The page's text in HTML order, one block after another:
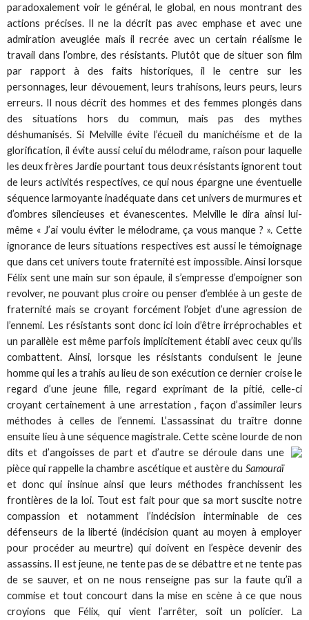
paradoxalement voir le général, le global, en nous montrant des
actions précises. Il ne la décrit pas avec emphase et avec une
admiration aveuglée mais il recrée avec un certain réalisme le
travail dans l’ombre, des résistants. Plutôt que de situer son film
par rapport à des faits historiques, il le centre sur les
personnages, leur dévouement, leurs trahisons, leurs peurs, leurs
erreurs. Il nous décrit des hommes et des femmes plongés dans
des situations hors du commun, mais pas des mythes
déshumanisés. Si Melville évite l’écueil du manichéisme et de la
glorification, il évite aussi celui du mélodrame, raison pour laquelle
les deux frères Jardie pourtant tous deux résistants ignorent tout
de leurs activités respectives, ce qui nous épargne une éventuelle
séquence larmoyante inadéquate dans cet univers de murmures et
d’ombres silencieuses et évanescentes. Melville le dira ainsi lui-
même « J’ai voulu éviter le mélodrame, ça vous manque ? ». Cette
ignorance de leurs situations respectives est aussi le témoignage
que dans cet univers toute fraternité est impossible. Ainsi lorsque
Félix sent une main sur son épaule, il s’empresse d’empoigner son
revolver, ne pouvant plus croire ou penser d’emblée à un geste de
fraternité mais se croyant forcément l’objet d’une agression de
l’ennemi. Les résistants sont donc ici loin d’être irréprochables et
un parallèle est même parfois implicitement établi avec ceux qu’ils
combattent. Ainsi, lorsque les résistants conduisent le jeune
homme qui les a trahis au lieu de son exécution ce dernier croise le
regard d’une jeune fille, regard exprimant de la pitié, celle-ci
croyant certainement à une arrestation , façon d’assimiler leurs
méthodes à celles de l’ennemi. L’assassinat du traître donne
ensuite lieu à une séquence magistrale. Cette scène lourde de non
dits et d’angoisses de part et d’autre se déroule dans une
pièce qui rappelle la chambre ascétique et austère du Samouraï
et donc qui insinue ainsi que leurs méthodes franchissent les
frontières de la loi. Tout est fait pour que sa mort suscite notre
compassion et notamment l’indécision interminable de ces
défenseurs de la liberté (indécision quant au moyen à employer
pour procéder au meurtre) qui doivent en l’espèce devenir des
assassins. Il est jeune, ne tente pas de se débattre et ne tente pas
de se sauver, et on ne nous renseigne pas sur la faute qu’il a
commise et tout concourt dans la mise en scène à ce que nous
croyions que Félix, qui vient l’arrêter, soit un policier. La